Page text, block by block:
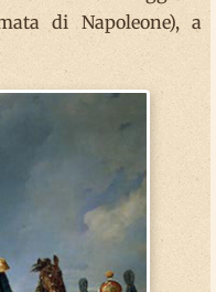
di Napoleone), a